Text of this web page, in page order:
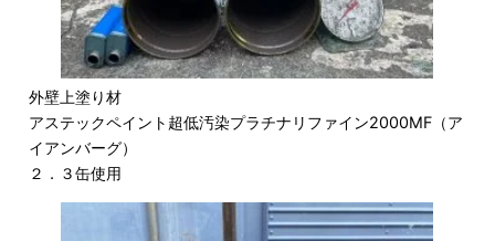
外壁上塗り材
アステックペイント超低汚染プラチナリファイン2000MF（ア
イアンバーグ）
２．３缶使用